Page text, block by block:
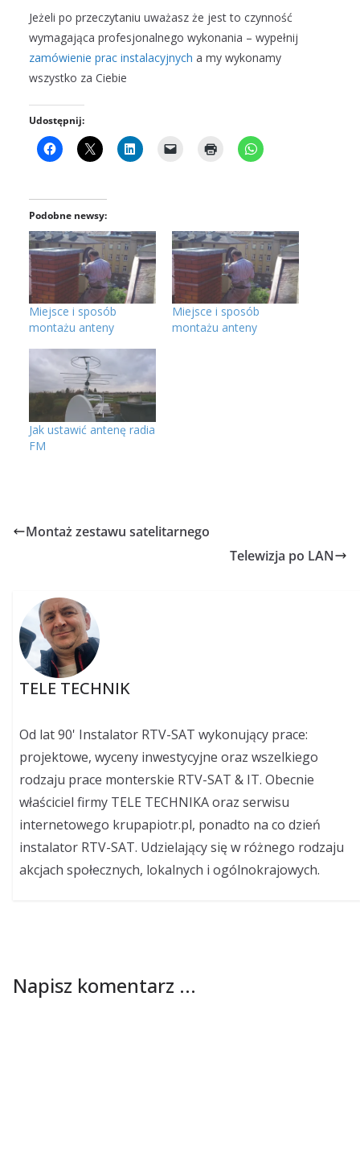
Jeżeli po przeczytaniu uważasz że jest to czynność
wymagająca profesjonalnego wykonania – wypełnij
zamówienie prac instalacyjnych a my wykonamy
wszystko za Ciebie
Udostępnij:
Podobne newsy:
Miejsce i sposób
montażu anteny
Miejsce i sposób
montażu anteny
Jak ustawić antenę radia
FM
Montaż zestawu satelitarnego
Telewizja po LAN
TELE TECHNIK
Od lat 90' Instalator RTV-SAT wykonujący prace:
projektowe, wyceny inwestycyjne oraz wszelkiego
rodzaju prace monterskie RTV-SAT & IT. Obecnie
właściciel firmy TELE TECHNIKA oraz serwisu
internetowego krupapiotr.pl, ponadto na co dzień
instalator RTV-SAT. Udzielający się w różnego rodzaju
akcjach społecznych, lokalnych i ogólnokrajowych.
Napisz komentarz ...